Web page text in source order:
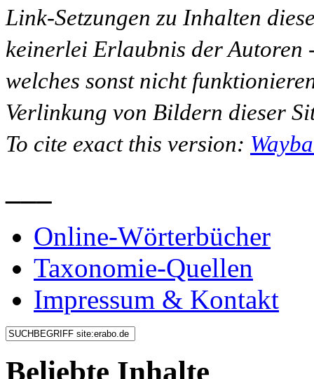
Link-Setzungen zu Inhalten
keinerlei Erlaubnis der Autoren
welches sonst nicht
Verlinkung von Bildern dieser
To cite exact this version:
Online-Wörterbücher
Taxonomie-Quellen
Impressum & Kontakt
Beliebte Inhalte